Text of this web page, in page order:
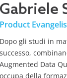
Gabriele
Product
Dopo gli studi in
successo,
Augmented Data
occupa della